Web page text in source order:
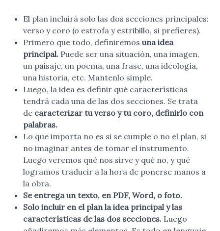
El plan incluirá solo las dos secciones principales:
verso y coro (o estrofa y estribillo, si prefieres).
Primero que todo, definiremos una idea
principal. Puede ser una situación, una imagen,
un paisaje, un poema, una frase, una ideología,
una historia, etc. Mantenlo simple.
Luego, la idea es definir qué características
tendrá cada una de las dos secciones. Se trata
de caracterizar tu verso y tu coro, definirlo con
palabras.
Lo que importa no es si se cumple o no el plan, si
no imaginar antes de tomar el instrumento.
Luego veremos qué nos sirve y qué no, y qué
logramos traducir a la hora de ponerse manos a
la obra.
Se entrega un texto, en PDF, Word, o foto.
Solo incluir en el plan la idea principal y las
características de las dos secciones. Luego